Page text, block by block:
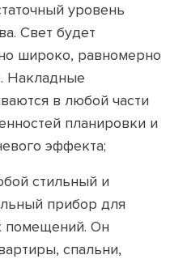
уровень
Свет будет
широко, равномерно
Накладные
в любой части
планировки и
эффекта;
стильный и
прибор для
помещений. Он
спальни,